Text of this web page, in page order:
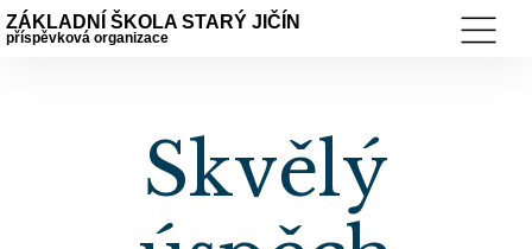
ZÁKLADNÍ ŠKOLA STARÝ JIČÍN
příspěvková organizace
Skvělý